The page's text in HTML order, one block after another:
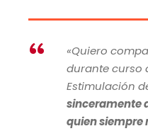
“
«Quiero
durante curso
Estimulación
sinceramente
quien siempre